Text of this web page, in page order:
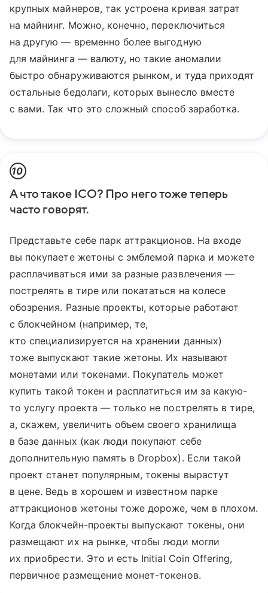
крупных майнеров, так устроена кривая затрат
на майнинг. Можно, конечно, переключиться
на другую — временно более выгодную
для майнинга — валюту, но такие аномалии
быстро обнаруживаются рынком, и туда приходят
остальные бедолаги, которых вынесло вместе
с вами. Так что это сложный способ заработка.
10
А что такое ICO? Про него тоже теперь
часто говорят.
Представьте себе парк аттракционов. На входе
вы покупаете жетоны с эмблемой парка и можете
расплачиваться ими за разные развлечения —
пострелять в тире или покататься на колесе
обозрения. Разные проекты, которые работают
с блокчейном (например, те,
кто специализируется на хранении данных)
тоже выпускают такие жетоны. Их называют
монетами или токенами. Покупатель может
купить такой токен и расплатиться им за какую-
то услугу проекта — только не пострелять в тире,
а, скажем, увеличить объем своего хранилища
в базе данных (как люди покупают себе
дополнительную память в Dropbox). Если такой
проект станет популярным, токены вырастут
в цене. Ведь в хорошем и известном парке
аттракционов жетоны тоже дороже, чем в плохом.
Когда блокчейн-проекты выпускают токены, они
размещают их на рынке, чтобы люди могли
их приобрести. Это и есть Initial Coin Offering,
первичное размещение монет-токенов.